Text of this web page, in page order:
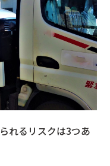
れるリスクは3つあ